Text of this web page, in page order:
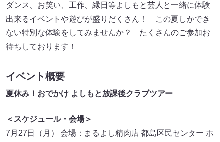
ダンス、お笑い、工作、縁日等よしもと芸人と一緒に体験
出来るイベントや遊びが盛りだくさん！ この夏しかでき
ない特別な体験をしてみませんか？ たくさんのご参加お
待ちしております！
イベント概要
夏休み！おでかけ よしもと放課後クラブツアー
＜スケジュール・会場＞
7月27日（月） 会場：まるよし精肉店 都島区民センター ホ